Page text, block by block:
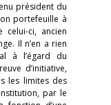
président du
portefeuille à
ci, ancien
Il n’en a rien
à l’égard du
d’initiative,
les limites des
par le